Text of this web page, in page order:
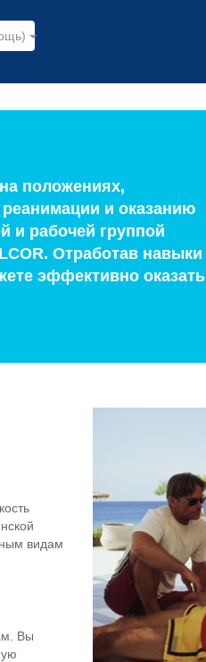
положениях,
и оказанию
и рабочей группой
Отработав навыки
эффективно оказать
видам
Вы